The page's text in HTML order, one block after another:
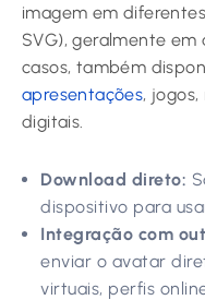
imagem em
SVG), geralmente em
casos, também
apresentações,
digitais.
Download direto:
dispositivo para
Integração com
enviar o avatar
virtuais, perfis